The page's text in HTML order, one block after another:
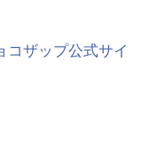
コザップ公式サイ